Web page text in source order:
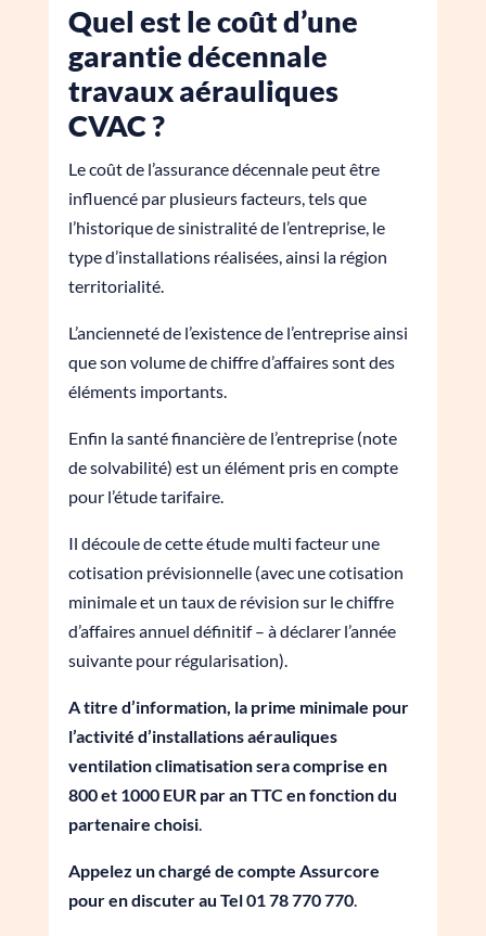
Quel est le coût d’une
garantie décennale
travaux aérauliques
CVAC ?
Le coût de l’assurance décennale peut être
influencé par plusieurs facteurs, tels que
l’historique de sinistralité de l’entreprise, le
type d’installations réalisées, ainsi la région
territorialité.
L’ancienneté de l’existence de l’entreprise ainsi
que son volume de chiffre d’affaires sont des
éléments importants.
Enfin la santé financière de l’entreprise (note
de solvabilité) est un élément pris en compte
pour l’étude tarifaire.
Il découle de cette étude multi facteur une
cotisation prévisionnelle (avec une cotisation
minimale et un taux de révision sur le chiffre
d’affaires annuel définitif – à déclarer l’année
suivante pour régularisation).
A titre d’information, la prime minimale pour
l’activité d’installations aérauliques
ventilation climatisation sera comprise en
800 et 1000 EUR par an TTC en fonction du
partenaire choisi.
Appelez un chargé de compte Assurcore
pour en discuter au Tel 01 78 770 770.